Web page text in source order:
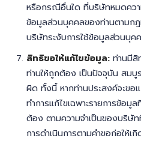
หรือกรณีอื่นใด ที่บริษัทหมดควา
ข้อมูลส่วนบุคคลของท่านตามก
บริษัทระงับการใช้ข้อมูลส่วนบุค
สิทธิขอให้แก้ไขข้อมูล: ท่านมีสิ
ท่านให้ถูกต้อง เป็นปัจจุบัน สมบู
ผิด ทั้งนี้ หากท่านประสงค์จะขอ
ทำการแก้ไขเฉพาะรายการข้อมู
ต้อง ตามความจำเป็นของบริษั
การดำเนินการตามคำขอก่อให้เ